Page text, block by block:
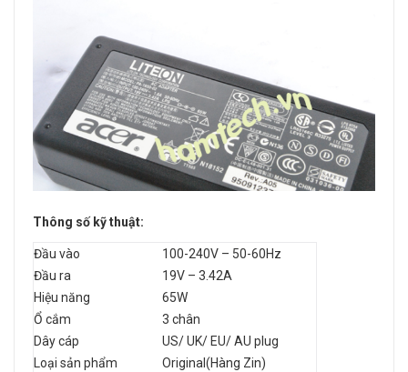
Thông số kỹ thuật:
Đầu vào
100-240V – 50-60Hz
Đầu ra
19V – 3.42A
Hiệu năng
65W
Ổ cắm
3 chân
Dây cáp
US/ UK/ EU/ AU plug
Loại sản phẩm
Original(Hàng Zin)